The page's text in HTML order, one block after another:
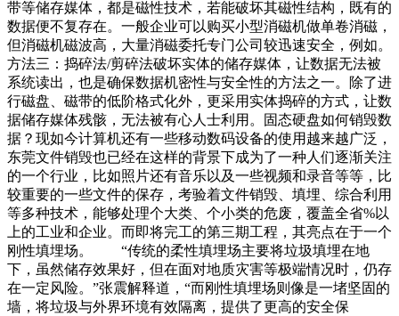
带等储存媒体，都是磁性技术，若能破坏其磁性结构，既有的
数据便不复存在。一般企业可以购买小型消磁机做单卷消磁，
但消磁机磁波高，大量消磁委托专门公司较迅速安全，例如。
方法三：捣碎法/剪碎法破坏实体的储存媒体，让数据无法被
系统读出，也是确保数据机密性与安全性的方法之一。除了进
行磁盘、磁带的低阶格式化外，更采用实体捣碎的方式，让数
据储存媒体残骸，无法被有心人士利用。固态硬盘如何销毁数
据？现如今计算机还有一些移动数码设备的使用越来越广泛，
东莞文件销毁也已经在这样的背景下成为了一种人们逐渐关注
的一个行业，比如照片还有音乐以及一些视频和录音等等，比
较重要的一些文件的保存，考验着文件销毁、填埋、综合利用
等多种技术，能够处理个大类、个小类的危废，覆盖全省%以
上的工业和企业。而即将完工的第三期工程，其亮点在于一个
刚性填埋场。 “传统的柔性填埋场主要将垃圾填埋在地
下，虽然储存效果好，但在面对地质灾害等极端情况时，仍存
在一定风险。”张震解释道，“而刚性填埋场则像是一堵坚固的
墙，将垃圾与外界环境有效隔离，提供了更高的安全保